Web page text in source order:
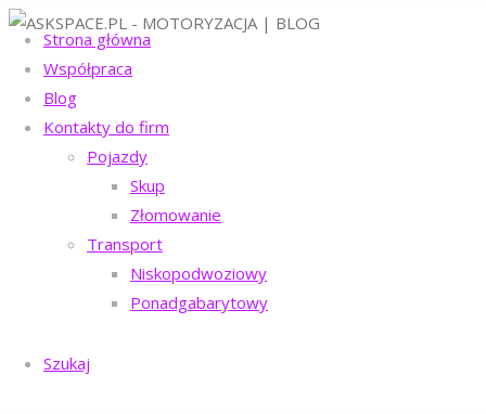
Strona główna
Współpraca
Blog
Kontakty do firm
Pojazdy
Skup
Złomowanie
Transport
Niskopodwoziowy
Ponadgabarytowy
Szukaj
Zatankowanie
niewłaściwego
Szukaj